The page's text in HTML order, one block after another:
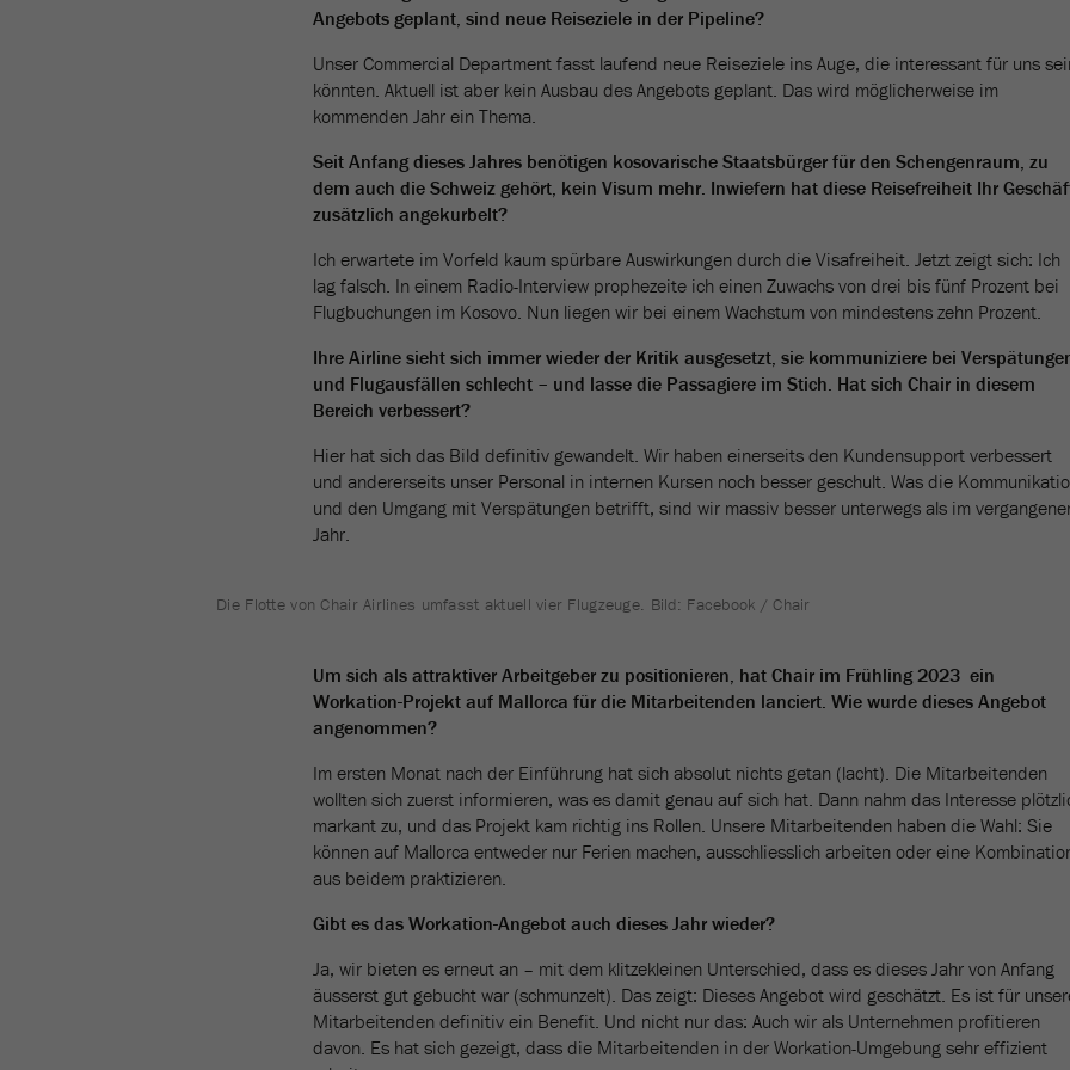
Angebots geplant, sind neue Reiseziele in der Pipeline?
Unser Commercial Department fasst laufend neue Reiseziele ins Auge, die interessant für uns
könnten. Aktuell ist aber kein Ausbau des Angebots geplant. Das wird möglicherweise im
kommenden Jahr ein Thema.
Seit Anfang dieses Jahres benötigen kosovarische Staatsbürger für den Schengenraum, zu
dem auch die Schweiz gehört, kein Visum mehr. Inwiefern hat diese Reisefreiheit Ihr
zusätzlich angekurbelt?
Ich erwartete im Vorfeld kaum spürbare Auswirkungen durch die Visafreiheit. Jetzt zeigt sich: Ich
lag falsch. In einem Radio-Interview prophezeite ich einen Zuwachs von drei bis fünf Prozent bei
Flugbuchungen im Kosovo. Nun liegen wir bei einem Wachstum von mindestens zehn Prozent.
Ihre Airline sieht sich immer wieder der Kritik ausgesetzt, sie kommuniziere bei
und Flugausfällen schlecht – und lasse die Passagiere im Stich. Hat sich Chair in diesem
Bereich verbessert?
Hier hat sich das Bild definitiv gewandelt. Wir haben einerseits den Kundensupport verbessert
und andererseits unser Personal in internen Kursen noch besser geschult. Was die
und den Umgang mit Verspätungen betrifft, sind wir massiv besser unterwegs als im
Jahr.
Die Flotte von Chair Airlines umfasst aktuell vier Flugzeuge. Bild: Facebook / Chair
Um sich als attraktiver Arbeitgeber zu positionieren, hat Chair im Frühling 2023 ein
Workation-Projekt auf Mallorca für die Mitarbeitenden lanciert. Wie wurde dieses Angebot
angenommen?
Im ersten Monat nach der Einführung hat sich absolut nichts getan (lacht). Die Mitarbeitenden
wollten sich zuerst informieren, was es damit genau auf sich hat. Dann nahm das Interesse
markant zu, und das Projekt kam richtig ins Rollen. Unsere Mitarbeitenden haben die Wahl: Sie
können auf Mallorca entweder nur Ferien machen, ausschliesslich arbeiten oder eine
aus beidem praktizieren.
Gibt es das Workation-Angebot auch dieses Jahr wieder?
Ja, wir bieten es erneut an – mit dem klitzekleinen Unterschied, dass es dieses Jahr von Anfang
äusserst gut gebucht war (schmunzelt). Das zeigt: Dieses Angebot wird geschätzt. Es ist für
Mitarbeitenden definitiv ein Benefit. Und nicht nur das: Auch wir als Unternehmen profitieren
davon. Es hat sich gezeigt, dass die Mitarbeitenden in der Workation-Umgebung sehr effizient